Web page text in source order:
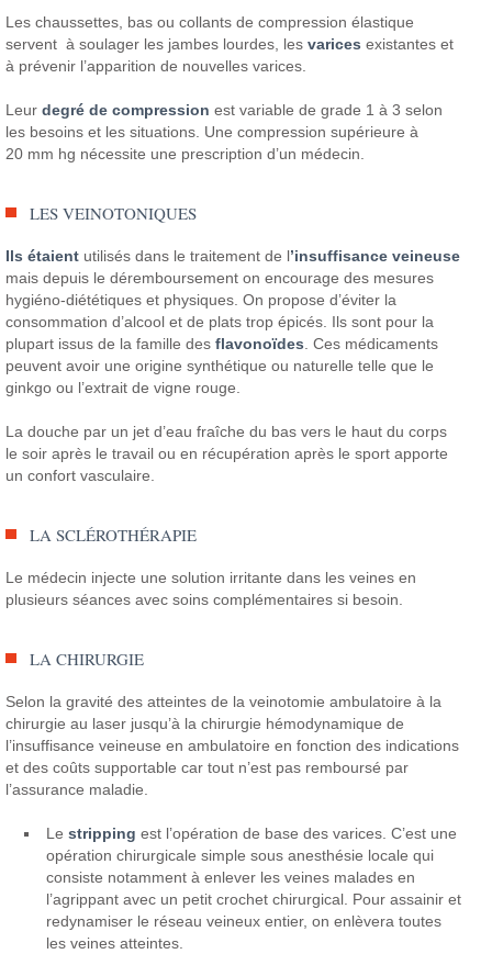
Les chaussettes, bas ou collants de compression élastique
servent à soulager les jambes lourdes, lesvaricesexistantes et
à prévenir l’apparition de nouvelles varices.
Leurdegré de compression est variable de grade 1 à 3 selon
les besoins et les situations. Une compression supérieure à
20 mm hg nécessite une prescription d’un médecin.
LES VEINOTONIQUES
Ils étaient utilisés dans le traitement de l’insuffisance veineuse
mais depuis le déremboursement on encourage des mesures
hygiéno-diététiques et physiques. On propose d’éviter la
consommation d’alcool et de plats trop épicés. Ils sont pour la
plupart issus de la famille desflavonoïdes. Ces médicaments
peuvent avoir une origine synthétique ou naturelle telle que le
ginkgo ou l’extrait de vigne rouge.
La douche par un jet d’eau fraîche du bas vers le haut du corps
le soir après le travail ou en récupération après le sport apporte
un confort vasculaire.
LA SCLÉROTHÉRAPIE
Le médecin injecte une solution irritante dans les veines en
plusieurs séances avec soins complémentaires si besoin.
LA CHIRURGIE
Selon la gravité des atteintes de la veinotomie ambulatoire à la
chirurgie au laser jusqu’à la chirurgie hémodynamique de
l’insuffisance veineuse en ambulatoire en fonction des indications
et des coûts supportable car tout n’est pas remboursé par
l’assurance maladie.
Lestripping est l’opération de base des varices. C’est une
opération chirurgicale simple sous anesthésie locale qui
consiste notamment à enlever les veines malades en
l’agrippant avec un petit crochet chirurgical. Pour assainir et
redynamiser le réseau veineux entier, on enlèvera toutes
les veines atteintes.